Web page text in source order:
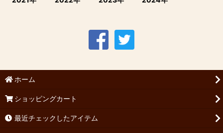
ホーム
ショッピングカート
最近チェックしたアイテム